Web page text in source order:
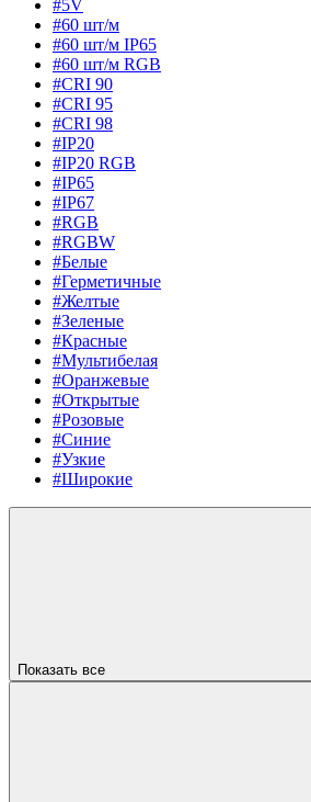
#5V
#60 шт/м
#60 шт/м IP65
#60 шт/м RGB
#CRI 90
#CRI 95
#CRI 98
#IP20
#IP20 RGB
#IP65
#IP67
#RGB
#RGBW
#Белые
#Герметичные
#Желтые
#Зеленые
#Красные
#Мультибелая
#Оранжевые
#Открытые
#Розовые
#Синие
#Узкие
#Широкие
Показать все